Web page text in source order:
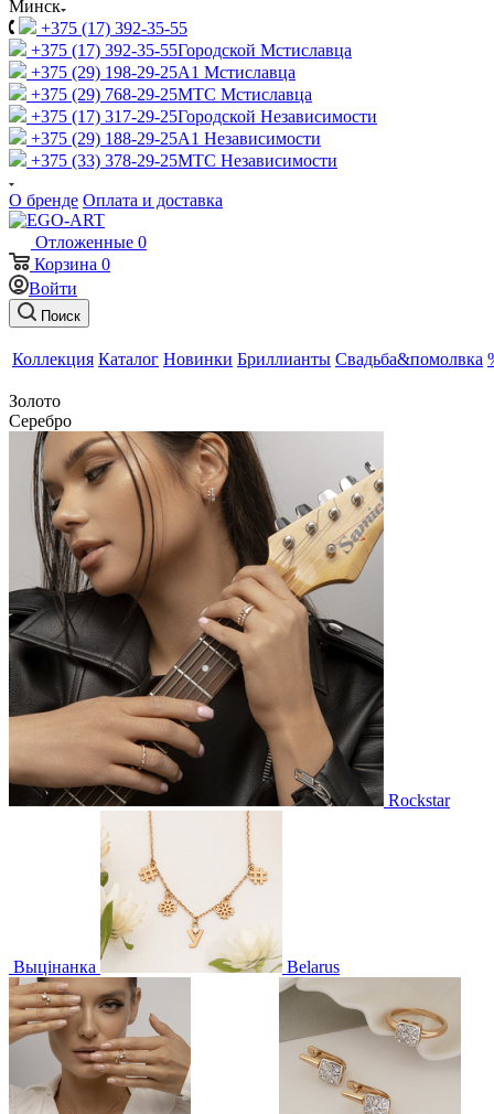
Минск
+375 (17) 392-35-55
+375 (17) 392-35-55Городской Мстиславца
+375 (29) 198-29-25A1 Мстиславца
+375 (29) 768-29-25МТС Мстиславца
+375 (17) 317-29-25Городской Независимости
+375 (29) 188-29-25A1 Независимости
+375 (33) 378-29-25МТС Независимости
О бренде Оплата и доставка
Отложенные 0
Корзина 0
Войти
Поиск
Коллекция Каталог Новинки Бриллианты Свадьба&помолвка
Золото
Серебро
Rockstar
Выцінанка Belarus